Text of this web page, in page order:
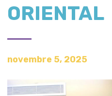
ORIENTAL
novembre 5, 2025